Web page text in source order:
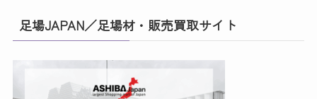
足場JAPAN／足場材・販売買取サイト